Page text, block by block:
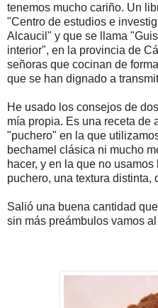
tenemos mucho cariño. Un
"Centro de estudios e
Alcaucil" y que se llama
interior", en la provincia de
señoras que cocinan de
que se han dignado a
He usado los consejos de
mía propia. Es una receta de
"puchero" en la que
bechamel clásica ni mucho
hacer, y en la que no
puchero, una textura distinta,
Salió una buena cantidad
sin más preámbulos vamos